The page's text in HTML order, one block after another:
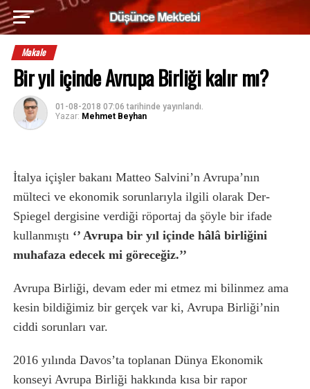
Makale
Bir yıl içinde Avrupa Birliği kalır mı?
01-08-2018 07:06 tarihinde yayınlandı.
Yazar: Mehmet Beyhan
İtalya içişler bakanı Matteo Salvini’n Avrupa’nın
mülteci ve ekonomik sorunlarıyla ilgili olarak Der-
Spiegel dergisine verdiği röportaj da şöyle bir ifade
kullanmıştı ‘’ Avrupa bir yıl içinde hâlâ birliğini
muhafaza edecek mi göreceğiz.’’
Avrupa Birliği, devam eder mi etmez mi bilinmez ama
kesin bildiğimiz bir gerçek var ki, Avrupa Birliği’nin
ciddi sorunları var.
2016 yılında Davos’ta toplanan Dünya Ekonomik
konseyi Avrupa Birliği hakkında kısa bir rapor